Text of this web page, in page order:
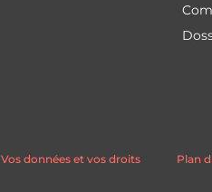
Vos données et vos droits Plan